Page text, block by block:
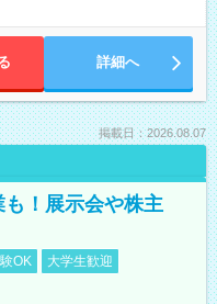
詳細へ
掲載日：2026.08.07
！展示会や株主
OK
大学生歓迎